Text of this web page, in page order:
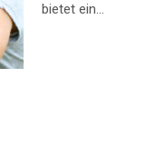
bietet ein...